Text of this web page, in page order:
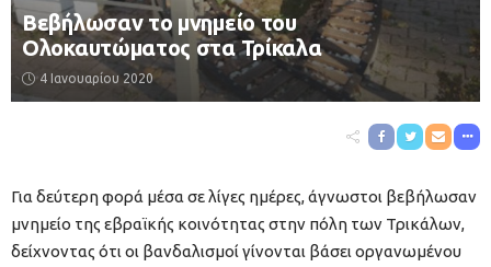
Βεβήλωσαν το μνημείο του
Ολοκαυτώματος στα Τρίκαλα
4 Ιανουαρίου 2020
Για δεύτερη φορά μέσα σε λίγες ημέρες, άγνωστοι βεβήλωσαν
μνημείο της εβραϊκής κοινότητας στην πόλη των Τρικάλων,
δείχνοντας ότι οι βανδαλισμοί γίνονται βάσει οργανωμένου